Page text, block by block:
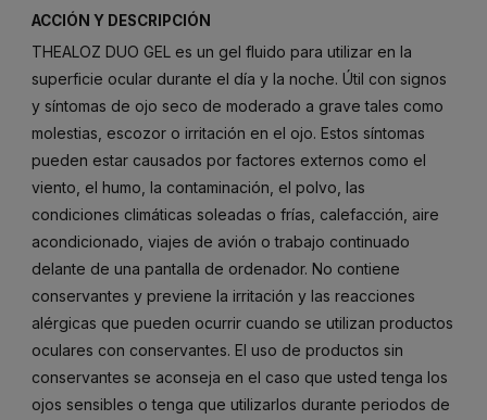
ACCIÓN Y DESCRIPCIÓN
THEALOZ DUO GEL es un gel fluido para utilizar en la
superficie ocular durante el día y la noche. Útil con signos
y síntomas de ojo seco de moderado a grave tales como
molestias, escozor o irritación en el ojo. Estos síntomas
pueden estar causados por factores externos como el
viento, el humo, la contaminación, el polvo, las
condiciones climáticas soleadas o frías, calefacción, aire
acondicionado, viajes de avión o trabajo continuado
delante de una pantalla de ordenador. No contiene
conservantes y previene la irritación y las reacciones
alérgicas que pueden ocurrir cuando se utilizan productos
oculares con conservantes. El uso de productos sin
conservantes se aconseja en el caso que usted tenga los
ojos sensibles o tenga que utilizarlos durante periodos de